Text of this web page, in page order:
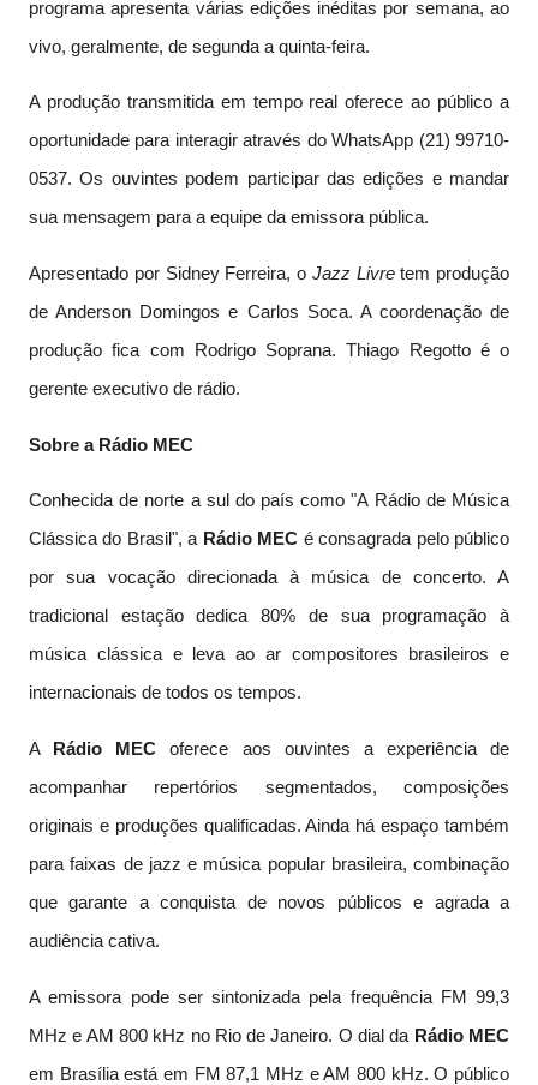
programa apresenta várias edições inéditas por semana, ao
vivo, geralmente, de segunda a quinta-feira.
A produção transmitida em tempo real oferece ao público a
oportunidade para interagir através do WhatsApp (21) 99710-
0537. Os ouvintes podem participar das edições e mandar
sua mensagem para a equipe da emissora pública.
Apresentado por Sidney Ferreira, o Jazz Livretem produção
de Anderson Domingos e Carlos Soca. A coordenação de
produção fica com Rodrigo Soprana. Thiago Regotto é o
gerente executivo de rádio.
Sobre a Rádio MEC
Conhecida de norte a sul do país como "A Rádio de Música
Clássica do Brasil", a Rádio MEC é consagrada pelo público
por sua vocação direcionada à música de concerto. A
tradicional estação dedica 80% de sua programação à
música clássica e leva ao ar compositores brasileiros e
internacionais de todos os tempos.
A Rádio MEC oferece aos ouvintes a experiência de
acompanhar repertórios segmentados, composições
originais e produções qualificadas. Ainda há espaço também
para faixas de jazz e música popular brasileira, combinação
que garante a conquista de novos públicos e agrada a
audiência cativa.
A emissora pode ser sintonizada pela frequência FM 99,3
MHz e AM 800 kHz no Rio de Janeiro. O dial da Rádio MEC
em Brasília está em FM 87,1 MHz e AM 800 kHz. O público